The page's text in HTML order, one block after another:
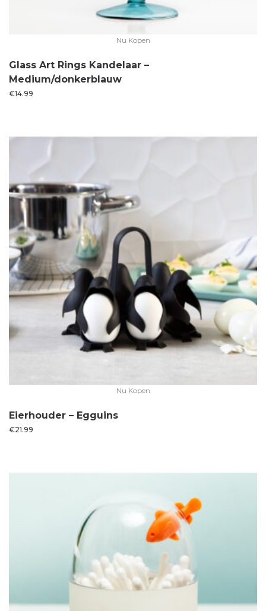
Nu Kopen
Glass Art Rings Kandelaar –
Medium/donkerblauw
€14.99
Nu Kopen
Eierhouder – Egguins
€21.99